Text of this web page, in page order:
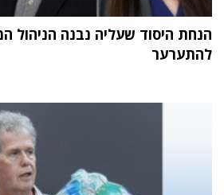
הנחת היסוד שעליה נבנה הניהול
להתערער